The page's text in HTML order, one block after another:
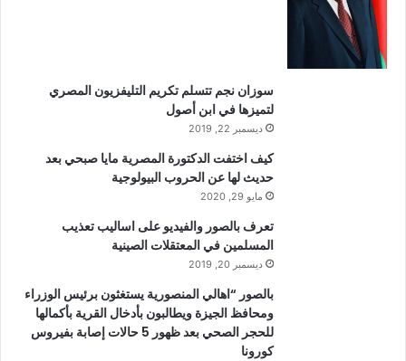
سوزان نجم تتسلم تكريم التليفزيون المصري
لتميزها في ابن أصول
ديسمبر 22, 2019
كيف اختفت الدكتورة المصرية مايا صبحي بعد
حديث لها عن الحروب البيولوجية
مايو 29, 2020
تعرف بالصور والفيديو على اساليب تعذيب
المسلمين في المعتقلات الصينية
ديسمبر 20, 2019
بالصور “اهالي المنصورية يستغثون برئيس الوزراء
ومحافظ الجيزة ويطالبون بأدخال القرية بأكمالها
للحجر الصحي بعد ظهور 5 حالات إصابة بفيروس
كورونا